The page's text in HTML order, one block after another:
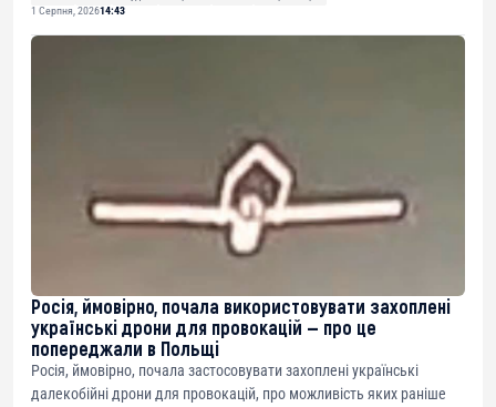
1 Серпня, 202614:43
Росія, ймовірно, почала використовувати захоплені
українські дрони для провокацій — про це
попереджали в Польщі
Росія, ймовірно, почала застосовувати захоплені українські
далекобійні дрони для провокацій, про можливість яких раніше